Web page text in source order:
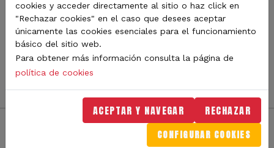
Sigue de cerca todas las novedades de MotorLand
Aragón. Aquí encontrarás noticias sobre eventos,
competiciones, pilotos, novedades del circuito y
mucho más. Filtra por categoría o tipo de contenido y
no te pierdas nada del mundo del motor.
cookies y acceder directamente al sitio o haz click en
"Rechazar cookies" en el caso que desees aceptar
únicamente las cookies esenciales para el funcionamiento
básico del sitio web.
Para obtener más información consulta la página de
política de cookies
ACEPTAR Y NAVEGAR RECHAZAR
CONFIGURAR COOKIES